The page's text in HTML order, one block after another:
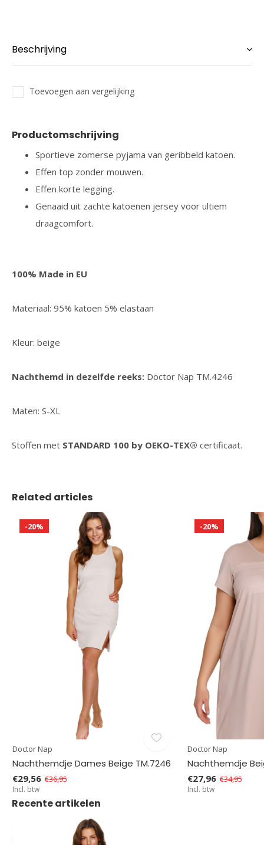
Beschrijving
Toevoegen aan vergelijking
Productomschrijving
Sportieve zomerse pyjama van geribbeld katoen.
Effen top zonder mouwen.
Effen korte legging.
Genaaid uit zachte katoenen jersey voor ultiem
draagcomfort.
100% Made in EU
Materiaal: 95% katoen 5% elastaan
Kleur: beige
Nachthemd in dezelfde reeks: Doctor Nap TM.4246
Maten: S-XL
Stoffen met STANDARD 100 by OEKO-TEX® certificaat.
Related articles
-20%
Doctor Nap
Nachthemdje Dames Beige TM.7246
€29,56 €36,95
Incl. btw
-20%
Doctor Nap
Nachthemdje
€27,96 €34,95
Incl. btw
Recente artikelen